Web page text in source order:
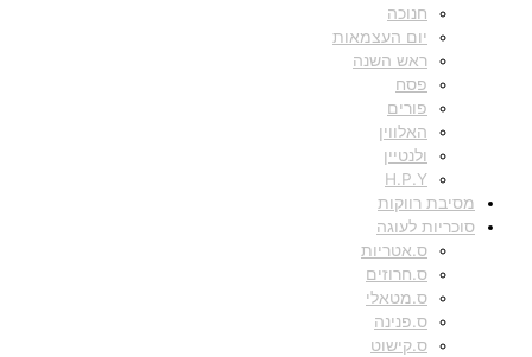
חנוכה
יום העצמאות
ראש השנה
פסח
פורים
האלווין
ולנטיין
H.P.Y
מסיבת רווקות
סוכריות לעוגה
ס.אטריות
ס.חרוזים
ס.מטאלי
ס.פנינה
ס.קישוט